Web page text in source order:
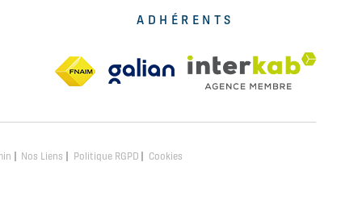
ADHÉRENTS
Nos Liens Politique RGPD Cookies